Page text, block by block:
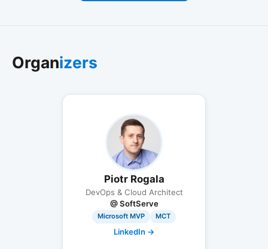
Organizers
Piotr Rogala
DevOps & Cloud Architect
@ SoftServe
Microsoft MVP MCT
LinkedIn →